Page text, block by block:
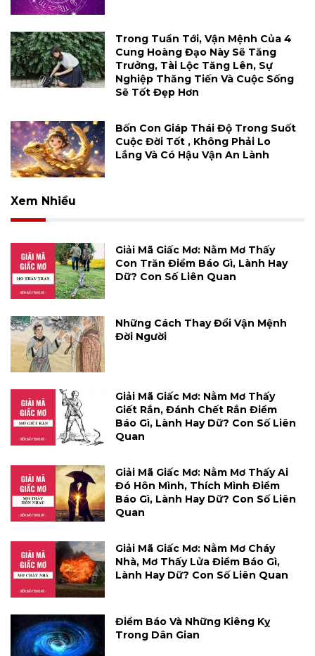
Trong Tuần Tới, Vận Mệnh Của 4
Cung Hoàng Đạo Này Sẽ Tăng
Trưởng, Tài Lộc Tăng Lên, Sự
Nghiệp Thăng Tiến Và Cuộc Sống
Sẽ Tốt Đẹp Hơn
Bốn Con Giáp Thái Độ Trong Suốt
Cuộc Đời Tốt , Không Phải Lo
Lắng Và Có Hậu Vận An Lành
Xem Nhiều
Giải Mã Giấc Mơ: Nằm Mơ Thấy
Con Trăn Điềm Báo Gì, Lành Hay
Dữ? Con Số Liên Quan
Những Cách Thay Đổi Vận Mệnh
Đời Người
Giải Mã Giấc Mơ: Nằm Mơ Thấy
Giết Rắn, Đánh Chết Rắn Điềm
Báo Gì, Lành Hay Dữ? Con Số Liên
Quan
Giải Mã Giấc Mơ: Nằm Mơ Thấy Ai
Đó Hôn Mình, Thích Mình Điềm
Báo Gì, Lành Hay Dữ? Con Số Liên
Quan
Giải Mã Giấc Mơ: Nằm Mơ Cháy
Nhà, Mơ Thấy Lửa Điềm Báo Gì,
Lành Hay Dữ? Con Số Liên Quan
Điềm Báo Và Những Kiêng Kỵ
Trong Dân Gian